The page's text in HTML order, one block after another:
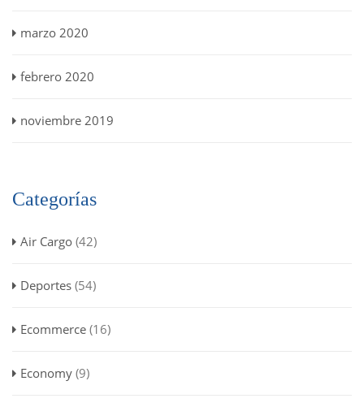
marzo 2020
febrero 2020
noviembre 2019
Categorías
Air Cargo (42)
Deportes (54)
Ecommerce (16)
Economy (9)